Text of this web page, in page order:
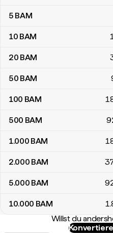
5 BAM
10 BAM
20 BAM
50 BAM
100 BAM
500 BAM
1.000 BAM
2.000 BAM
5.000 BAM
10.000 BAM
Willst du
Konvertiere